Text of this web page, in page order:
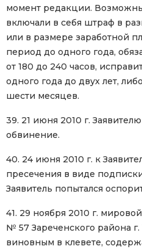
момент редакции.
включали в себя штраф в
или в размере заработной
период до одного года,
от 180 до 240 часов,
одного года до двух лет,
шести месяцев.
39. 21 июня 2010 г.
обвинение.
40. 24 июня 2010 г. к
пресечения в виде
Заявитель попытался
41. 29 ноября 2010 г.
№ 57 Зареченского района
виновным в клевете,